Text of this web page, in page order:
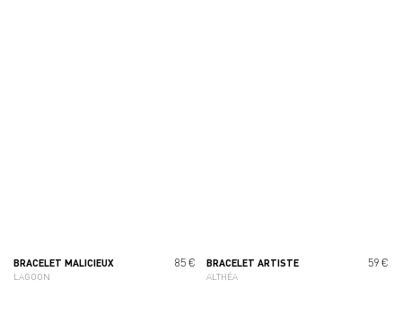
BRACELET MALICIEUX
LAGOON
85 € BRACELET ARTISTE
ALTHÉA
59 €